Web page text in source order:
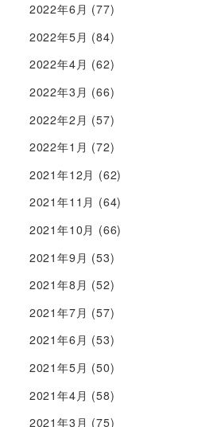
2022年6月 (77)
2022年5月 (84)
2022年4月 (62)
2022年3月 (66)
2022年2月 (57)
2022年1月 (72)
2021年12月 (62)
2021年11月 (64)
2021年10月 (66)
2021年9月 (53)
2021年8月 (52)
2021年7月 (57)
2021年6月 (53)
2021年5月 (50)
2021年4月 (58)
2021年3月 (75)